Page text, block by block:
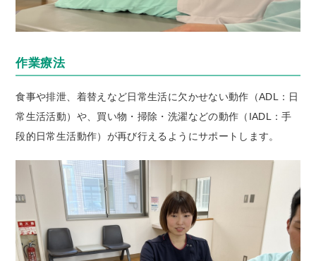
作業療法
食事や排泄、着替えなど日常生活に欠かせない動作（ADL：日
常生活活動）や、買い物・掃除・洗濯などの動作（IADL：手
段的日常生活動作）が再び行えるようにサポートします。